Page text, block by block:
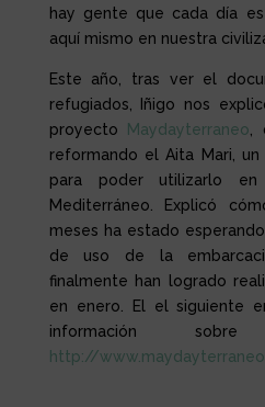
hay gente que cada día
aquí mismo en nuestra
Este año, tras ver el
refugiados, Iñigo nos
proyecto Maydayterraneo,
reformando el Aita Mari,
para poder utilizarlo
Mediterráneo. Explicó
meses ha estado
de uso de la
finalmente han logrado
en enero. El el siguiente
información
http://